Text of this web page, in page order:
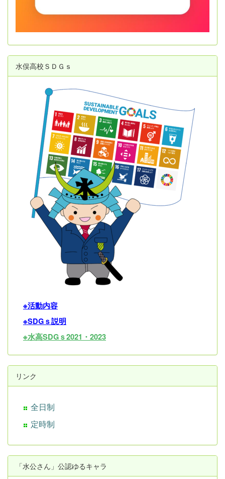
水俣高校ＳＤＧｓ
※活動内容
※SDGｓ説明
※水高SDGｓ2021・2023
リンク
全日制
定時制
「水公さん」公認ゆるキャラ